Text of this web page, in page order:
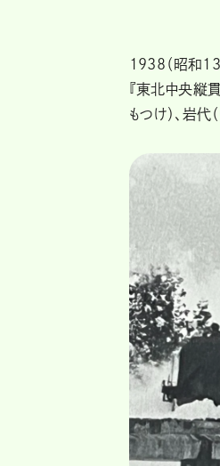
1938（昭和
『東北中央縦
もつけ）、岩代